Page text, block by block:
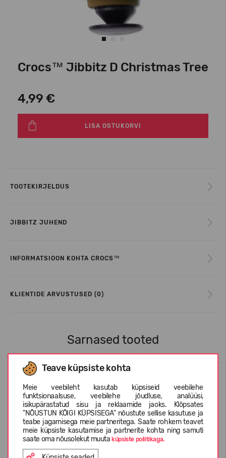
Teave küpsiste kohta
Meie veebileht kasutab küpsiseid veebilehe
funktsionaalsuse, veebilehe jõudluse, analüüsi,
isikupärastatud sisu ja reklaamide jaoks. Klõpsates
"NÕUSTUN KÕIGI KÜPSISEGA" nõustute sellise kasutuse ja
teabe jagamisega meie partneritega. Saate rohkem teavet
meie küpsiste kasutamise ja partnerite kohta ning samuti
saate oma nõusolekut muutaküpsiste poliitikaga.
Crocs™ Jibbitz D Christmas Tree
4,99 €
LISA OSTUKORVI
TOOTEKIRJELDUS
JIBBITZ JUHEND
INFORMATSIOON KOHTA CROCS™
KLIENTIDE ARVUSTUSED (0)
Sarnased tooted